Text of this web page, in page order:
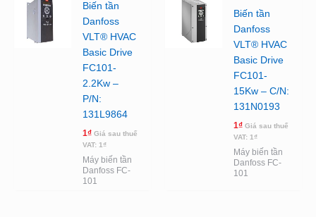
Biến tần
Danfoss
VLT® HVAC
Basic Drive
FC101-
2.2Kw –
P/N:
131L9864
1₫ Giá sau thuế
VAT: 1₫
Máy biến tần
Danfoss FC-
101
Biến tần
Danfoss
VLT® HVAC
Basic Drive
FC101-
15Kw – C/N:
131N0193
1₫ Giá sau thuế
VAT: 1₫
Máy biến tần
Danfoss FC-
101